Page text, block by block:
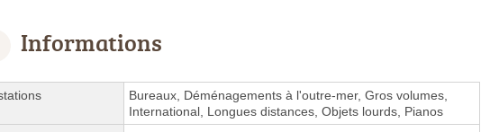
Informations
Bureaux, Déménagements à l'outre-mer, Gros volumes,
International, Longues distances, Objets lourds, Pianos